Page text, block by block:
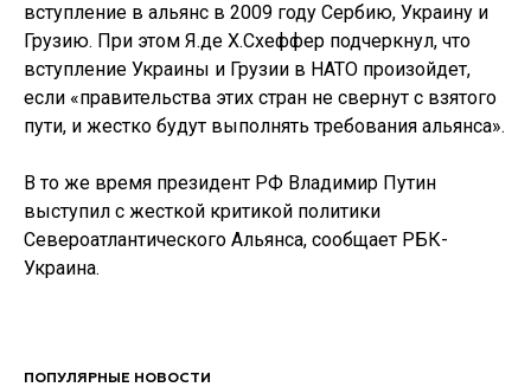
вступление в альянс в 2009 году Сербию, Украину и
Грузию. При этом Я.де Х.Схеффер подчеркнул, что
вступление Украины и Грузии в НАТО произойдет,
если «правительства этих стран не свернут с взятого
пути, и жестко будут выполнять требования альянса».
В то же время президент РФ Владимир Путин
выступил с жесткой критикой политики
Североатлантического Альянса, сообщает РБК-
Украина.
ПОПУЛЯРНЫЕ НОВОСТИ